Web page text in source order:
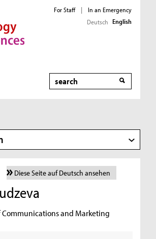
For Staff |
In an Emergency
Deutsch English
Search
Diese Seite auf Deutsch ansehen
and Marketing